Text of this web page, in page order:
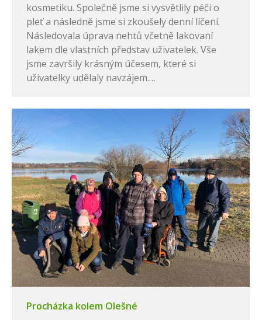
kosmetiku. Společně jsme si vysvětlily péči o
pleť a následně jsme si zkoušely denní líčení.
Následovala úprava nehtů včetně lakovaní
lakem dle vlastních představ uživatelek. Vše
jsme završily krásným účesem, které si
uživatelky udělaly navzájem.…
Procházka kolem OIešné